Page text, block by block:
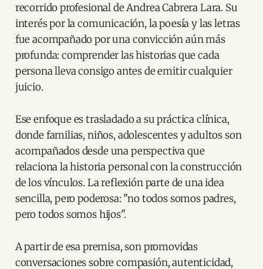
recorrido profesional de Andrea Cabrera Lara. Su
interés por la comunicación, la poesía y las letras
fue acompañado por una convicción aún más
profunda: comprender las historias que cada
persona lleva consigo antes de emitir cualquier
juicio.
Ese enfoque es trasladado a su práctica clínica,
donde familias, niños, adolescentes y adultos son
acompañados desde una perspectiva que
relaciona la historia personal con la construcción
de los vínculos. La reflexión parte de una idea
sencilla, pero poderosa: "no todos somos padres,
pero todos somos hijos".
A partir de esa premisa, son promovidas
conversaciones sobre compasión, autenticidad,